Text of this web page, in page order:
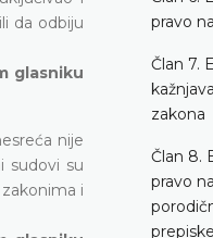
da odbiju
glasniku
nije
sudovi su
i
pravo
Član 7.
zakona
Član 8.
pravo
prepiske